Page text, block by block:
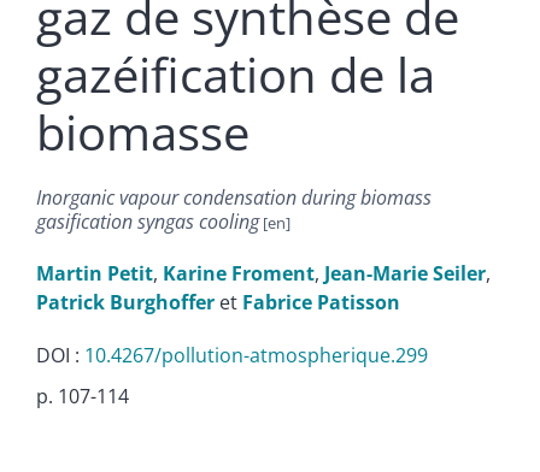
gaz de synthèse de
gazéification de la
biomasse
Inorganic vapour condensation during biomass
gasification syngas cooling
Martin Petit, Karine Froment, Jean-MarieSeiler,
Patrick Burghoffer et Fabrice Patisson
DOI : 10.4267/pollution-atmospherique.299
p. 107-114